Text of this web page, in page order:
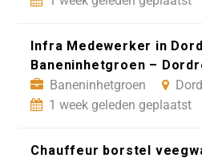
Infra Medewerker in
Baneninhetgroen –
Baneninhetgroen
1 week geleden geplaatst
Chauffeur borstel